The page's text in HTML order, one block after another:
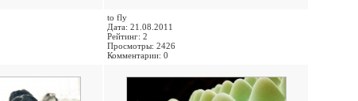
to fly
Дата: 21.08.2011
Рейтинг: 2
Просмотры: 2426
Комментарии: 0